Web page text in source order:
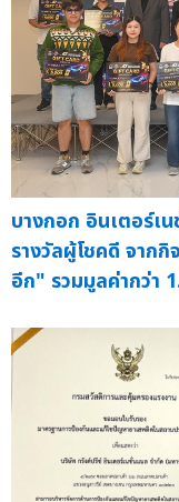
บางกอก อินเตอร์เ
รางวัลผู้โชคดี จาก
อีก" รวมมูลค่ากว่า